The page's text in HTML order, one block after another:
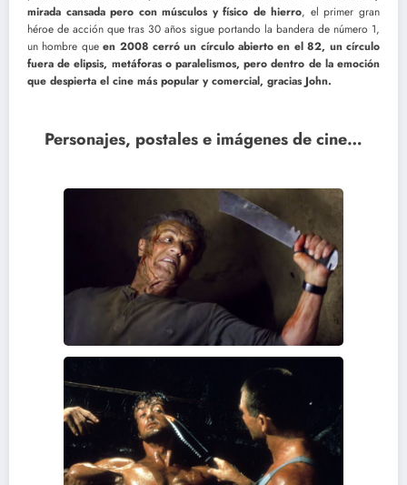
mirada cansada pero con músculos y físico de hierro, el primer gran
héroe de acción que tras 30 años sigue portando la bandera de número 1,
un hombre queen 2008 cerró un círculo abierto en el 82, un círculo
fuera de elipsis, metáforas o paralelismos, pero dentro de la emoción
que despierta el cine más popular y comercial, gracias John.
Personajes, postales e imágenes de cine…